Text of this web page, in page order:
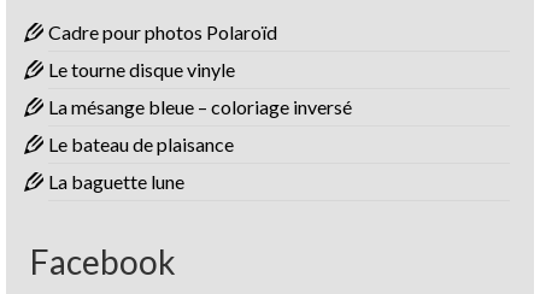
Cadre pour photos Polaroïd
Le tourne disque vinyle
La mésange bleue – coloriage inversé
Le bateau de plaisance
La baguette lune
Facebook